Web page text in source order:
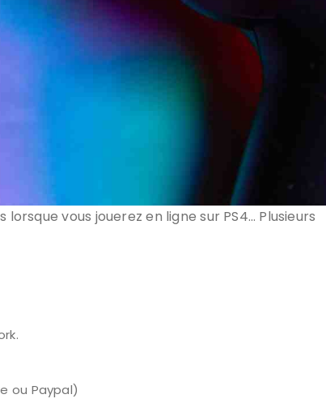
vous jouerez en ligne sur PS4… Plusieurs
ou Paypal)